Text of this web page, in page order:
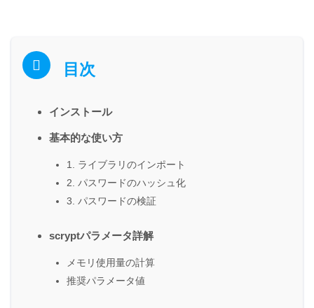
目次
インストール
基本的な使い方
1. ライブラリのインポート
2. パスワードのハッシュ化
3. パスワードの検証
scryptパラメータ詳解
メモリ使用量の計算
推奨パラメータ値